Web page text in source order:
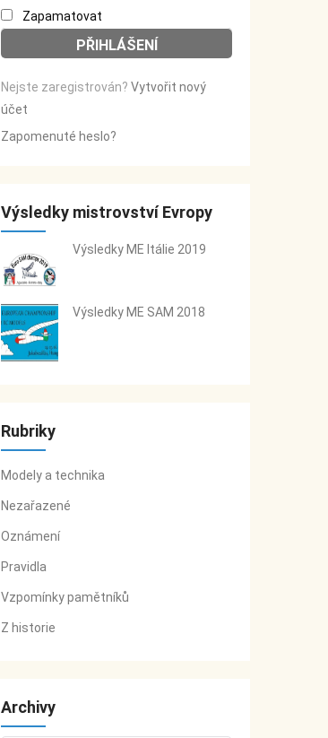
Zapamatovat
Nejste zaregistrován?Vytvořit nový
účet
Zapomenuté heslo?
Výsledky mistrovství Evropy
Výsledky ME Itálie 2019
Výsledky ME SAM 2018
Rubriky
Modely a technika
Nezařazené
Oznámení
Pravidla
Vzpomínky pamětníků
Z historie
Archivy